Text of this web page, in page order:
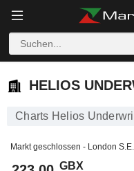
HELIOS
HELIOS
Charts Helios
Markt geschlossen - London S.E.
GBX